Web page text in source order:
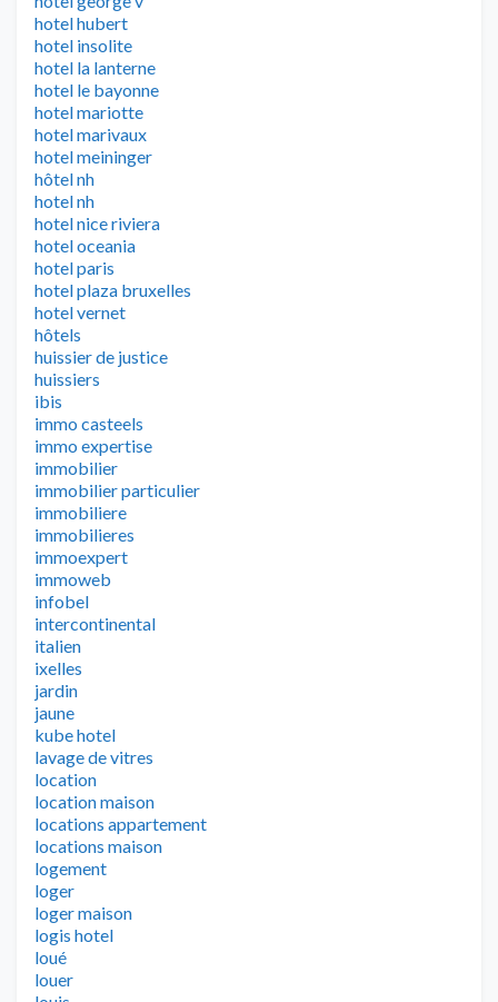
hotel hubert
hotel insolite
hotel la lanterne
hotel le bayonne
hotel mariotte
hotel marivaux
hotel meininger
hôtel nh
hotel nh
hotel nice riviera
hotel oceania
hotel paris
hotel plaza bruxelles
hotel vernet
hôtels
huissier de justice
huissiers
ibis
immo casteels
immo expertise
immobilier
immobilier particulier
immobiliere
immobilieres
immoexpert
immoweb
infobel
intercontinental
italien
ixelles
jardin
jaune
kube hotel
lavage de vitres
location
location maison
locations appartement
locations maison
logement
loger
loger maison
logis hotel
loué
louer